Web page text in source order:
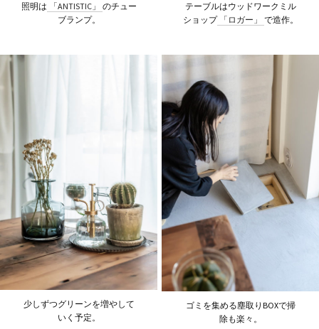
照明は 「ANTISTIC」
のチュー
ブランプ。
テーブルはウッドワークミル
ショップ
「ロガー」 で造作。
少しずつグリーンを増やして
いく予定。
ゴミを集める塵取りBOXで掃
除も楽々。